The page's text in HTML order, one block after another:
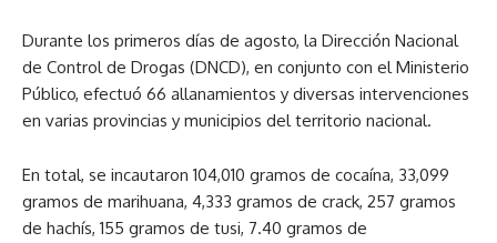
Durante los primeros días de agosto, la Dirección Nacional
de Control de Drogas (DNCD), en conjunto con el Ministerio
Público, efectuó 66 allanamientos y diversas intervenciones
en varias provincias y municipios del territorio nacional.
En total, se incautaron 104,010 gramos de cocaína, 33,099
gramos de marihuana, 4,333 gramos de crack, 257 gramos
de hachís, 155 gramos de tusi, 7.40 gramos de